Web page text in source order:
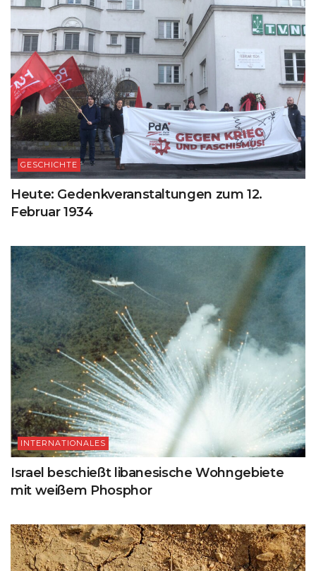
GESCHICHTE
Heute: Gedenkveranstaltungen zum 12.
Februar 1934
INTERNATIONALES
Israel beschießt libanesische Wohngebiete
mit weißem Phosphor